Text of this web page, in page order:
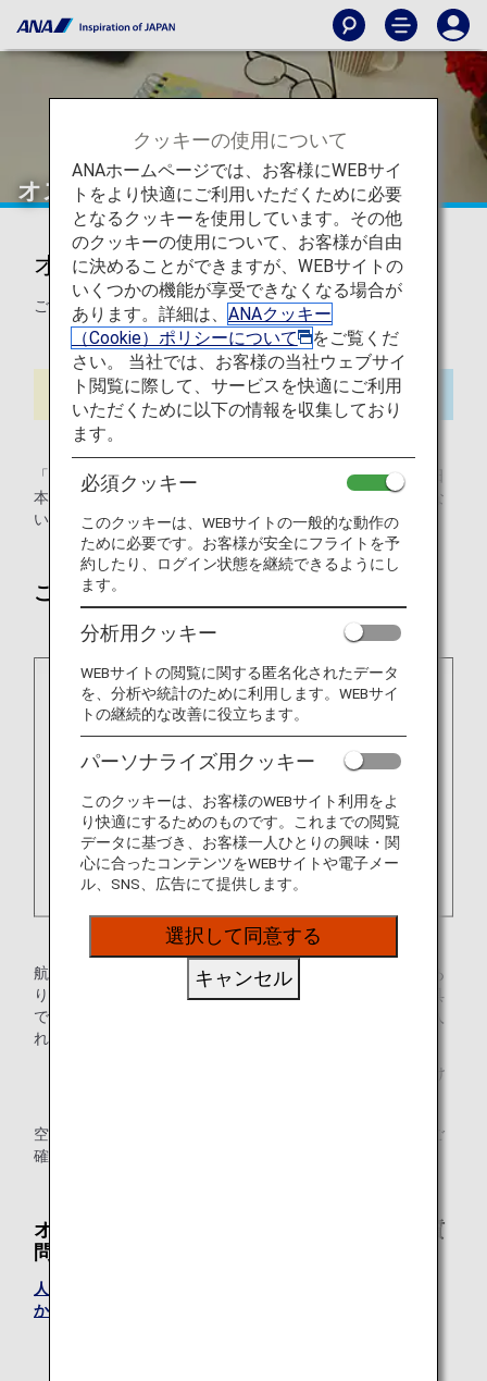
オストメイトのお客様
オストメイトのお客様
ご搭乗時の注意事項のご案内です。
「日本国内線」「国際線」アイコンの記載がある項目は、日
本国内線と国際線で内容が異なります。アイコンの記載がな
い項目は、日本国内線と国際線で同様の内容となります。
ご搭乗時の注意事項
航空機のご搭乗には問題ありません、事前のご連絡も必要あ
りませんが、機内持ち込み制限品となるはさみは、医療器具
であっても機内には持ち込めません。あらかじめ切込みを入
れた装具をご準備ください。
刃体の長さ6cmを超える刃物は預入手荷物としてお預け
空港内多機能化粧室の詳細は、各空港のホームページよりご
確認いただけます。
オストメイトのお客様についてのよくあるご質
問
人工肛門を装着しています。はさみを機内に持ち込めます
か？
クッキーの使用について
ANAホームページでは、お客様にWEBサイ
トをより快適にご利用いただくために必要
となるクッキーを使用しています。その他
のクッキーの使用について、お客様が自由
に決めることができますが、WEBサイトの
いくつかの機能が享受できなくなる場合が
あります。詳細は、 ANAクッキー
（Cookie）ポリシーについて
をご覧くだ
さい。 当社では、お客様の当社ウェブサイ
ト閲覧に際して、サービスを快適にご利用
いただくために以下の情報を収集しており
ます。
必須クッキー
このクッキーは、WEBサイトの一般的な動作の
ために必要です。お客様が安全にフライトを予
約したり、ログイン状態を継続できるようにし
ます。
分析用クッキー
WEBサイトの閲覧に関する匿名化されたデータ
を、分析や統計のために利用します。WEBサイ
トの継続的な改善に役立ちます。
パーソナライズ用クッキー
このクッキーは、お客様のWEBサイト利用をよ
り快適にするためのものです。これまでの閲覧
データに基づき、お客様一人ひとりの興味・関
心に合ったコンテンツをWEBサイトや電子メー
ル、SNS、広告にて提供します。
選択して同意する
キャンセル